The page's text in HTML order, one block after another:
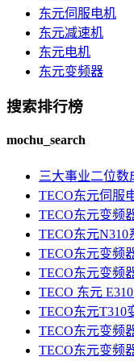
东元伺服电机
东元减速机
东元电机
东元变频器
搜索排行榜
mochu_search
三大事业二位数
TECO东元伺服
TECO东元变频
TECO东元
TECO东元变频
TECO东元变频
TECO 东元
TECO东元T310
TECO东元变频
TECO东元变频